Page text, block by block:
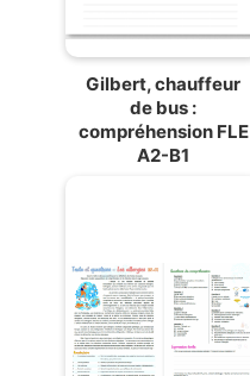
Gilbert, chauffeur
de bus :
compréhension FLE
A2-B1